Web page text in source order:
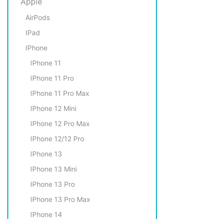
AirPods
IPad
IPhone
IPhone 11
IPhone 11 Pro
IPhone 11 Pro Max
IPhone 12 Mini
IPhone 12 Pro Max
IPhone 12/12 Pro
IPhone 13
IPhone 13 Mini
IPhone 13 Pro
IPhone 13 Pro Max
IPhone 14